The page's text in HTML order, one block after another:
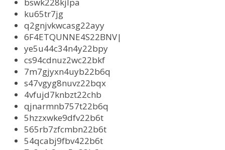
ku65tr7jg
q2gnjvkwcasg22ayy
6F4ETQUNNE4S22BNV|
ye5u44c34n4y22bpy
cs94cdnuz2wc22bkf
7m7gjyxn4uyb22b6q
s47vgyg8nuvz22bqx
4vfujd7knbzt22chb
qjnarmnb757t22b6q
5hzzxwke9dfv22b6t
565rb7zfcmbn22b6t
54qcabj9fbv422b6t